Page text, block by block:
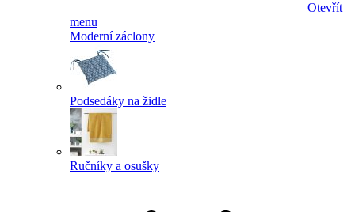
Otevřít
menu
Moderní záclony
Podsedáky na židle
Ručníky a osušky